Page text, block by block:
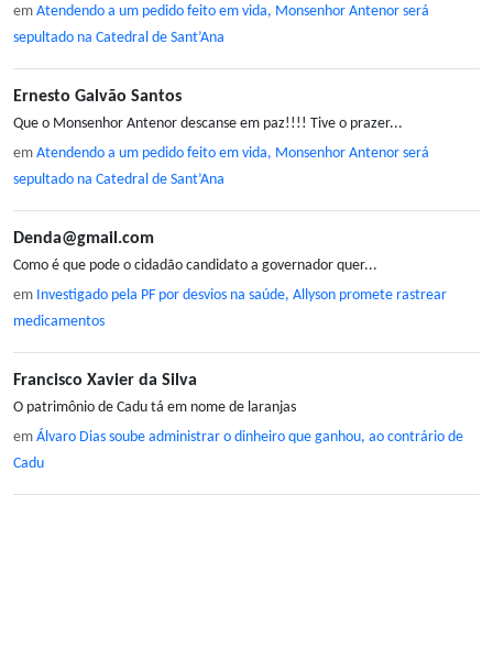
em Atendendo a um pedido feito em vida, Monsenhor Antenor será
sepultado na Catedral de Sant’Ana
Ernesto Galvão Santos
Que o Monsenhor Antenor descanse em paz!!!! Tive o prazer...
em Atendendo a um pedido feito em vida, Monsenhor Antenor será
sepultado na Catedral de Sant’Ana
Denda@gmail.com
Como é que pode o cidadão candidato a governador quer...
em Investigado pela PF por desvios na saúde, Allyson promete rastrear
medicamentos
Francisco Xavier da Silva
O patrimônio de Cadu tá em nome de laranjas
em Álvaro Dias soube administrar o dinheiro que ganhou, ao contrário de
Cadu